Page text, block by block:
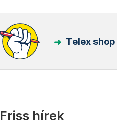
Telex shop
Friss hírek